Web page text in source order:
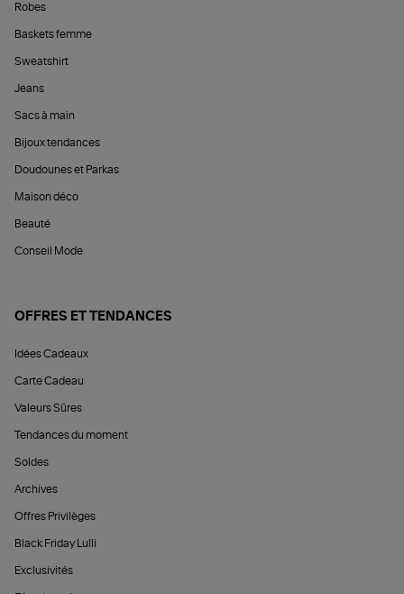
Robes
Baskets femme
Sweatshirt
Jeans
Sacs à main
Bijoux tendances
Doudounes et Parkas
Maison déco
Beauté
Conseil Mode
OFFRES ET TENDANCES
Idées Cadeaux
Carte Cadeau
Valeurs Sûres
Tendances du moment
Soldes
Archives
Offres Privilèges
Black Friday Lulli
Exclusivités